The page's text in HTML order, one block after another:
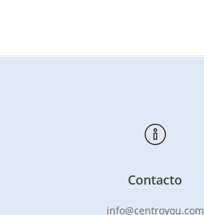
Contacto
info@centroyou.com